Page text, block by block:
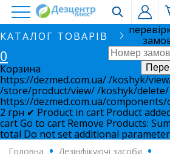
КАТАЛОГ ТОВАРІВ
0
Корзина
https://dezmed.com.ua//koshyk/
/store/product/view//koshyk/delete/
https://dezmed.com.ua/
2 грн ✔ Product in cart Product
cartGo to cart Remove Products: Sum
total Do not set additional
Головна . Дезінфікуючі засоби
.